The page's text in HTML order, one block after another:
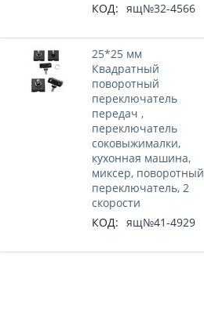
КОД: ящ№32-4566
25*25 мм
Квадратный
поворотный
переключатель
передач ,
переключатель
соковыжималки,
кухонная машина,
миксер, поворотный
переключатель, 2
скорости
КОД: ящ№41-4929